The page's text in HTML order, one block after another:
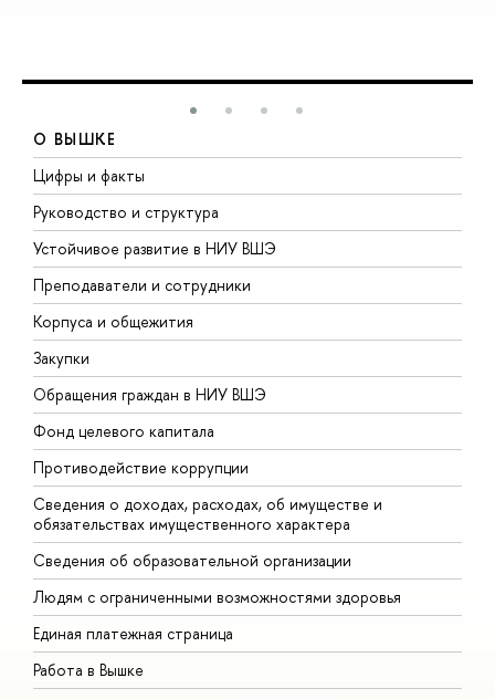
О ВЫШКЕ
Цифры и факты
Руководство и структура
Устойчивое развитие в НИУ ВШЭ
Преподаватели и сотрудники
Корпуса и общежития
Закупки
Обращения граждан в НИУ ВШЭ
Фонд целевого капитала
Противодействие коррупции
Сведения о доходах, расходах, об имуществе и
обязательствах имущественного характера
Сведения об образовательной организации
Людям с ограниченными возможностями здоровья
Единая платежная страница
Работа в Вышке